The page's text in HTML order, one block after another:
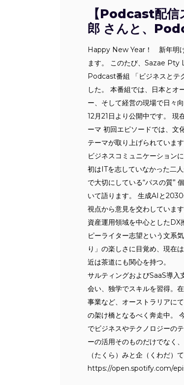
【Podcast配信
郎 さんと、
Happy New Year！ 新年明け
ます。 このたび、Sazae Pty
Podcast番組 「ビジネスとテ
した。 本番組では、日本とオ
ー、そして経営の現場で日々
12月21日より公開中です。
ーマ 初回エピソードでは、文
テーマが取り上げられていま
ビジネスコミュニケーション
初はITを志していなかった二
で大切にしている“パスの質”
いて語ります。 生成AIと
視点から意見を交わしていま
資産運用領域を中心としたDX
ピーライター志望という文系
り」の楽しさに目覚め、現在
近は茶道にも関心を持つ。
サルティングおよびSaaS導入
会い、独学でスキルを習得。
事業など、オーストラリアに
の架け橋となるべく奔走中。
でビジネスやテクノロジーの
ーの活用そのものだけでなく
（たくら）みと企（くわだ
https://open.spotify.com/